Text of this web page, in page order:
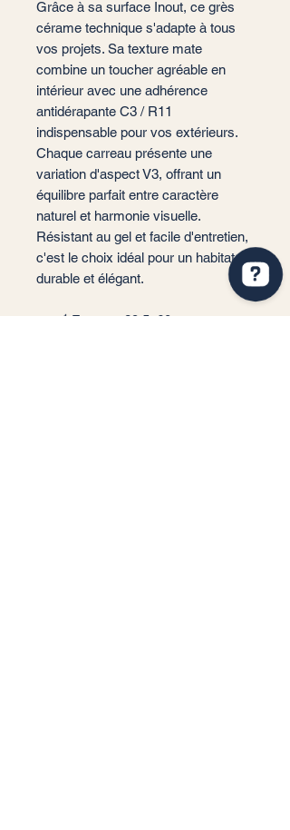
Grâce à sa surface Inout, ce grès
cérame technique s'adapte à tous
vos projets. Sa texture mate
combine un toucher agréable en
intérieur avec une adhérence
antidérapante C3 / R11
indispensable pour vos extérieurs.
Chaque carreau présente une
variation d'aspect V3, offrant un
équilibre parfait entre caractère
naturel et harmonie visuelle.
Résistant au gel et facile d'entretien,
c'est le choix idéal pour un habitat
durable et élégant.
📐 Format : 29,5x60 cm